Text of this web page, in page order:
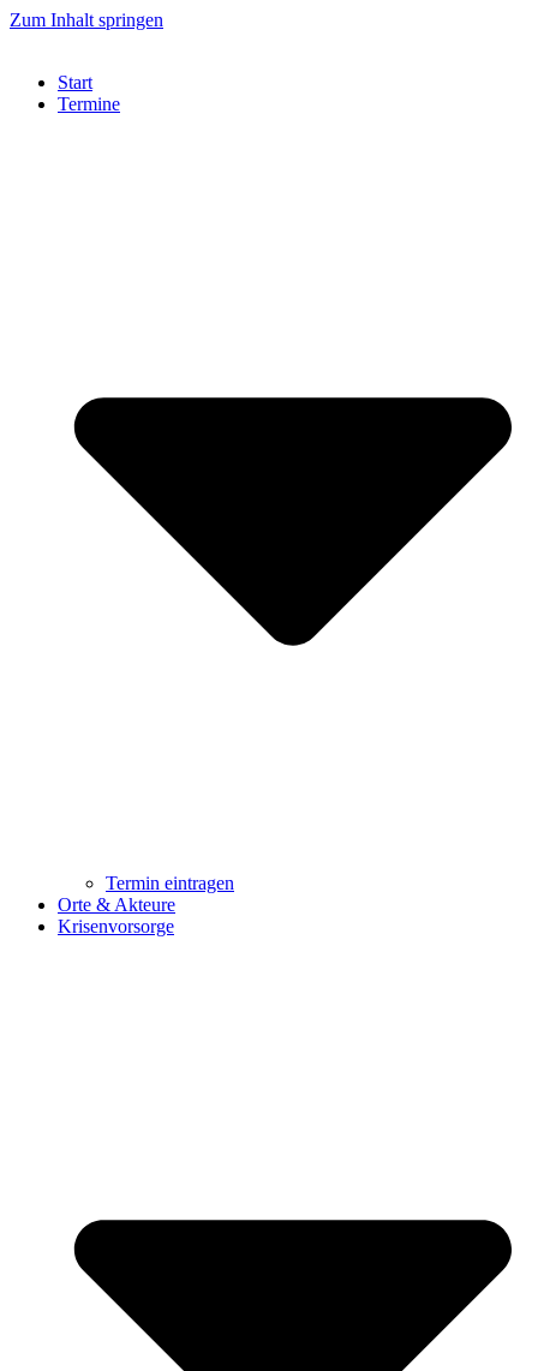
Zum Inhalt springen
Start
Termine
Termin eintragen
Orte & Akteure
Krisenvorsorge